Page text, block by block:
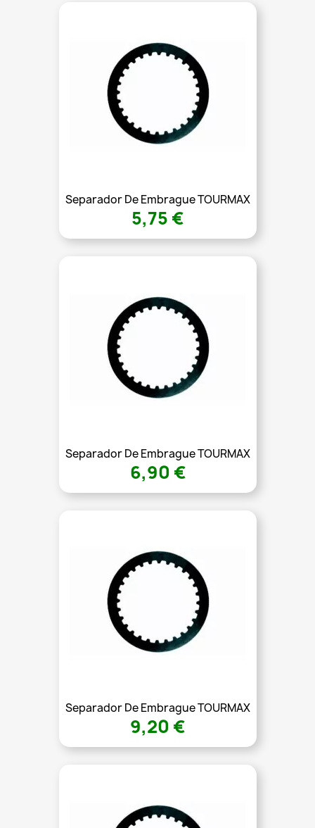
Separador De Embrague TOURMAX
5,75 €
Separador De Embrague TOURMAX
6,90 €
Separador De Embrague TOURMAX
9,20 €